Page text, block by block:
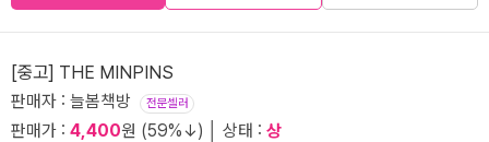
[중고] THE MINPINS
판매자 : 늘봄책방 전문셀러
판매가 : 4,400원 (59%↓) │ 상태 : 상